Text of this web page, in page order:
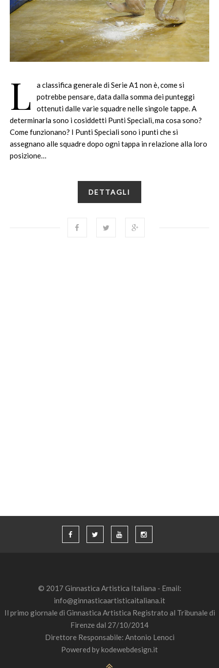
L
a classifica generale di Serie A1 non è, come si
potrebbe pensare, data dalla somma dei punteggi
ottenuti dalle varie squadre nelle singole tappe. A
determinarla sono i cosiddetti Punti Speciali, ma cosa sono?
Come funzionano? I Punti Speciali sono i punti che si
assegnano alle squadre dopo ogni tappa in relazione alla loro
posizione…
DETTAGLI
© 2017 Ginnastica Artistica Italiana - Email:
info@ginnasticaartisticaitaliana.it
Il primo giornale di Ginnastica Artistica Registrato al Tribunale di
Firenze dal 27/10/2014
Direttore Responsabile: Antonio Lenoci
Powered bykodewebdesign.it